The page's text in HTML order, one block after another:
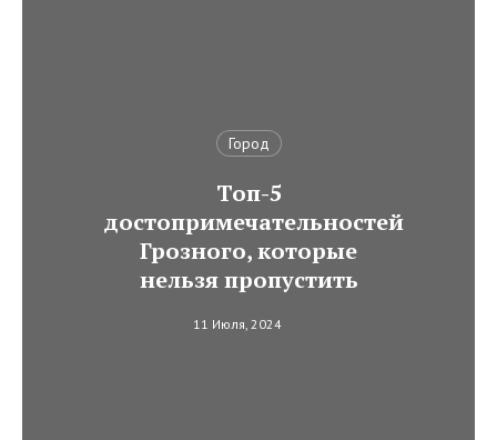
Город
Топ-5
достопримечательностей
Грозного, которые
нельзя пропустить
11 Июля, 2024